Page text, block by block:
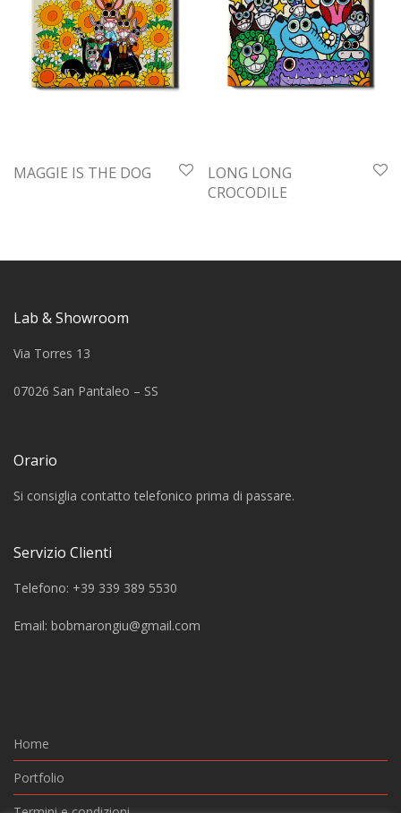
MAGGIE IS THE DOG
LONG LONG
CROCODILE
Lab & Showroom
Via Torres 13
07026 San Pantaleo – SS
Orario
Si consiglia contatto telefonico prima di passare.
Servizio Clienti
Telefono: +39 339 389 5530
Email: bobmarongiu@gmail.com
Home
Portfolio